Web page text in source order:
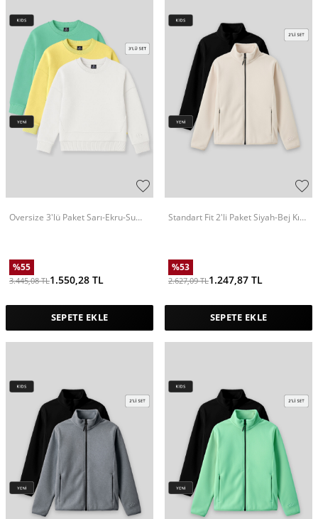
Oversize 3'lü Paket Sarı-Ekru-Su
%55
3.445,08TL1.550,28 TL
SEPETE EKLE
Standart Fit 2'li Paket Siyah-Bej Kız
%53
2.627,09TL1.247,87 TL
SEPETE EKLE